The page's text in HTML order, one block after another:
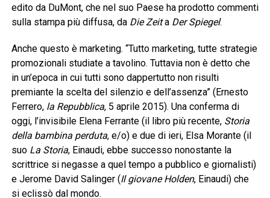
edito da DuMont, che nel suo Paese ha prodotto commenti
sulla stampa più diffusa, da Die Zeita Der Spiegel.
Anche questo è marketing. “Tutto marketing, tutte strategie
promozionali studiate a tavolino. Tuttavia non è detto che
in un’epoca in cui tutti sono dappertutto non risulti
premiante la scelta del silenzio e dell’assenza” (Ernesto
Ferrero, la Repubblica, 5 aprile 2015). Una conferma di
oggi, l’invisibile Elena Ferrante (il libro più recente, Storia
della bambina perduta, e/o) e due di ieri, Elsa Morante (il
suo La Storia, Einaudi, ebbe successo nonostante la
scrittrice si negasse a quel tempo a pubblico e giornalisti)
e Jerome David Salinger (Il giovane Holden, Einaudi) che
si eclissò dal mondo.